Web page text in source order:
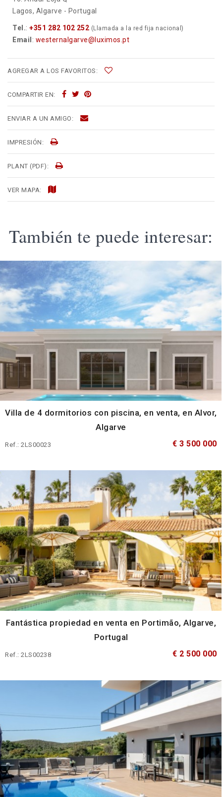
Lagos, Algarve - Portugal
Tel.: +351 282 102 252 (Llamada a la red fija nacional)
Email : westernalgarve@luximos.pt
AGREGAR A LOS FAVORITOS:
COMPARTIR EN:
ENVIAR A UN AMIGO:
IMPRESIÓN:
PLANT (PDF):
VER MAPA:
También te puede interesar:
Villa de 4 dormitorios con piscina, en venta, en Alvor,
Algarve
Ref.: 2LS00023 € 3 500 000
Fantástica propiedad en venta en Portimão, Algarve,
Portugal
Ref.: 2LS00238 € 2 500 000